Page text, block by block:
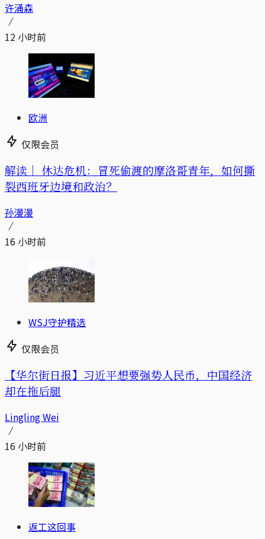
许涌森
12 小时前
欧洲
仅限会员
解读｜ 休达危机：冒死偷渡的摩洛哥青年，如何撕
裂西班牙边境和政治？
孙漫漫
16 小时前
WSJ守护精选
仅限会员
【华尔街日报】习近平想要强势人民币，中国经济
却在拖后腿
Lingling Wei
16 小时前
返工这回事